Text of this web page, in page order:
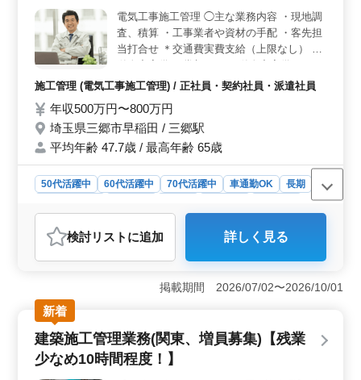
担当します。これまでの建築施工管理経験を活かして活
躍できます。 ＜通勤しやすく安心して働ける環境
＞ 車通勤が可能で通勤手段を選べます。交通費は支給
しており、通勤負担を抑えて働けます。雇用・労災・健
康・厚生年金などの各種保険を完備しており、退職金制
度も整っているため、安心して長く働ける環境です。
電気工事施工管理 ◯主な業務内容 ・現地調
査、積算 ・工事業者や資材の手配 ・客先担
当打合せ ＊交通費実費支給（上限なし） ＊
ン監督さんを募集します。 電気工事施工管
施工管理 (電気工事施工管理) / 正社員・契約社員・派遣社員
年収500万円〜800万円
埼玉県三郷市早稲田 / 三郷駅
平均年齢 47.7歳 / 最高年齢 65歳
50代活躍中 60代活躍中 70代活躍中 車通勤OK
長期
おすすめポイント
＜プライベートと両立可能＞ 日曜・祝日休みに加え、
夏季休暇、年末年始休暇、GW休暇を確保。長期休暇で仕
事とのメリハリをつけながら働けます。 ＜経験を活
かせるお仕事＞ 現地調査や積算、工事業者・資材の手
配、客先との打合せを担当します。電気工事施工管理の
経験を活かせます。 ＜充実した待遇＞ 車通勤が可
能で、交通費は上限なく実費支給。賞与、社会保険、単
検討リスト に追加 詳しく見る
掲載期間 2026/07/02〜2026/10/01
新着
建築施工管理業務(関東、増員募集)【残業
少なめ10時間程度！】